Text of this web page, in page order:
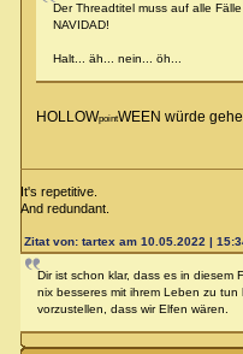
Der Threadtitel muss auf alle
NAVIDAD!
Halt... äh... nein... öh...
HOLLOWpointWEEN würde
It's repetitive.
And redundant.
Zitat von: tartex am 10.05.2022 |
Dir ist schon klar, dass es in diesem
nix besseres mit ihrem Leben zu
vorzustellen, dass wir Elfen wären.